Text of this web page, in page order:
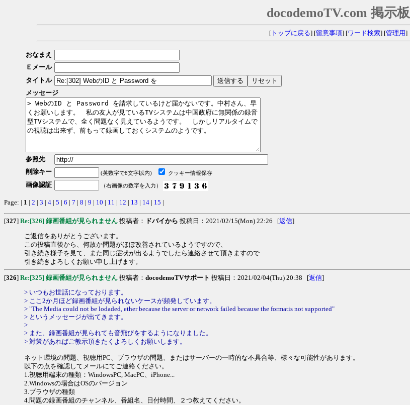
docodemoTV.com 掲示板
[トップに戻る] [留意事項] [ワード検索] [管理用]
おなまえ
Ｅメール
タイトル
メッセージ
参照先
削除キー
(英数字で8文字以内) クッキー情報保存
画像認証 （右画像の数字を入力）
Page: | 1 | 2 | 3 | 4 | 5 | 6 | 7 | 8 | 9 | 10 | 11 | 12 | 13 | 14 | 15 |
[327] Re:[326] 録画番組が見られません 投稿者： ドバイから 投稿日：2021/02/15(Mon) 22:26 [返信]
ご返信をありがとうございます。
この投稿直後から、何故か問題がほぼ改善されているようですので、
引き続き様子を見て、また同じ症状が出るようでしたら連絡させて頂きますので
引き続きよろしくお願い申し上げます。
[326] Re:[325] 録画番組が見られません 投稿者： docodemoTVサポート 投稿日：2021/02/04(Thu) 20:38 [返信]
> いつもお世話になっております。
> ここ2か月ほど録画番組が見られないケースが頻発しています。
> "The Media could not be lodaded, ether because the server or network failed because the formatis not supported"
> というメッセージが出てきます。
>
> また、録画番組が見られても音飛びをするようになりました。
> 対策があればご教示頂きたくよろしくお願いします。
ネット環境の問題、視聴用PC、ブラウザの問題、またはサーバーの一時的な不具合等、様々な可能性があります。
以下の点を確認してメールにてご連絡ください。
1.視聴用端末の種類：WindowsPC, MacPC、iPhone...
2.Windowsの場合はOSのバージョン
3.ブラウザの種類
4.問題の録画番組のチャンネル、番組名、日付時間、２つ教えてください。